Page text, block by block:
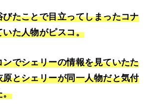
たことで目立ってしまったコナ
た人物がピスコ。
でシェリーの情報を見ていたた
とシェリーが同一人物だと気付
。